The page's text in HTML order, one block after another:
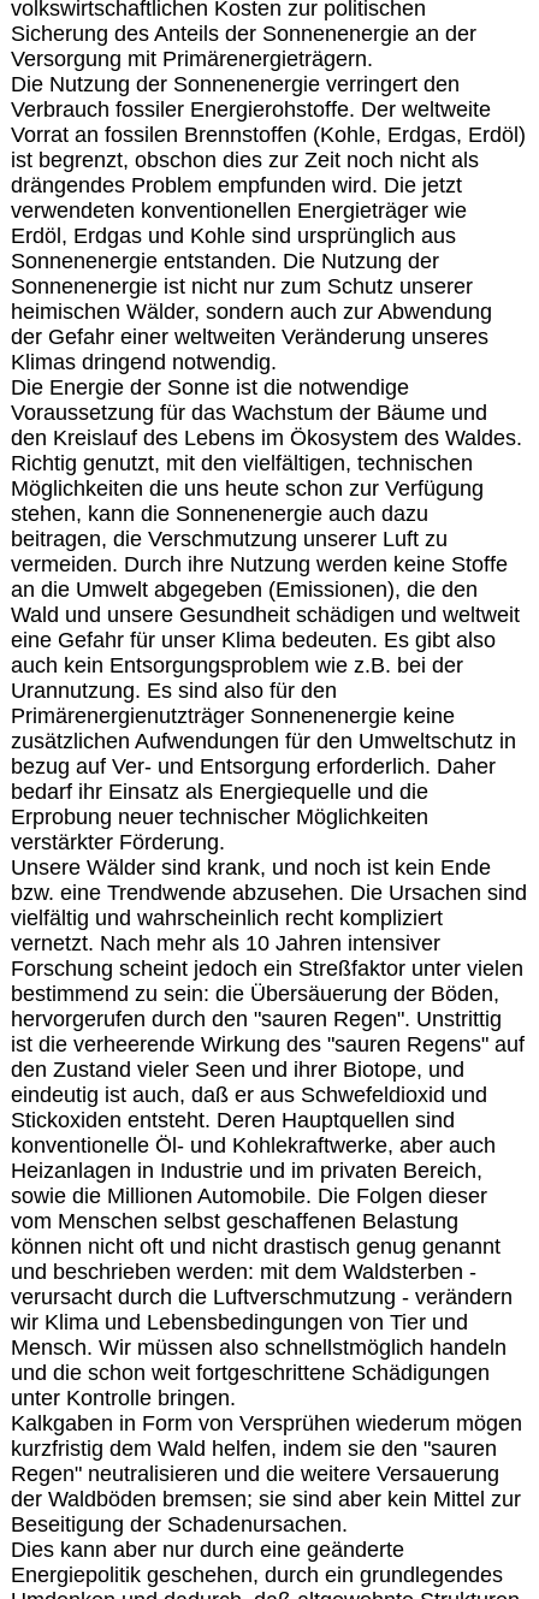
volkswirtschaftlichen Kosten zur politischen
Sicherung des Anteils der Sonnenenergie an der
Versorgung mit Primärenergieträgern.
Die Nutzung der Sonnenenergie verringert den
Verbrauch fossiler Energierohstoffe. Der weltweite
Vorrat an fossilen Brennstoffen (Kohle, Erdgas, Erdöl)
ist begrenzt, obschon dies zur Zeit noch nicht als
drängendes Problem empfunden wird. Die jetzt
verwendeten konventionellen Energieträger wie
Erdöl, Erdgas und Kohle sind ursprünglich aus
Sonnenenergie entstanden. Die Nutzung der
Sonnenenergie ist nicht nur zum Schutz unserer
heimischen Wälder, sondern auch zur Abwendung
der Gefahr einer weltweiten Veränderung unseres
Klimas dringend notwendig.
Die Energie der Sonne ist die notwendige
Voraussetzung für das Wachstum der Bäume und
den Kreislauf des Lebens im Ökosystem des Waldes.
Richtig genutzt, mit den vielfältigen, technischen
Möglichkeiten die uns heute schon zur Verfügung
stehen, kann die Sonnenenergie auch dazu
beitragen, die Verschmutzung unserer Luft zu
vermeiden. Durch ihre Nutzung werden keine Stoffe
an die Umwelt abgegeben (Emissionen), die den
Wald und unsere Gesundheit schädigen und weltweit
eine Gefahr für unser Klima bedeuten. Es gibt also
auch kein Entsorgungsproblem wie z.B. bei der
Urannutzung. Es sind also für den
Primärenergienutzträger Sonnenenergie keine
zusätzlichen Aufwendungen für den Umweltschutz in
bezug auf Ver- und Entsorgung erforderlich. Daher
bedarf ihr Einsatz als Energiequelle und die
Erprobung neuer technischer Möglichkeiten
verstärkter Förderung.
Unsere Wälder sind krank, und noch ist kein Ende
bzw. eine Trendwende abzusehen. Die Ursachen sind
vielfältig und wahrscheinlich recht kompliziert
vernetzt. Nach mehr als 10 Jahren intensiver
Forschung scheint jedoch ein Streßfaktor unter vielen
bestimmend zu sein: die Übersäuerung der Böden,
hervorgerufen durch den "sauren Regen". Unstrittig
ist die verheerende Wirkung des "sauren Regens" auf
den Zustand vieler Seen und ihrer Biotope, und
eindeutig ist auch, daß er aus Schwefeldioxid und
Stickoxiden entsteht. Deren Hauptquellen sind
konventionelle Öl- und Kohlekraftwerke, aber auch
Heizanlagen in Industrie und im privaten Bereich,
sowie die Millionen Automobile. Die Folgen dieser
vom Menschen selbst geschaffenen Belastung
können nicht oft und nicht drastisch genug genannt
und beschrieben werden: mit dem Waldsterben -
verursacht durch die Luftverschmutzung - verändern
wir Klima und Lebensbedingungen von Tier und
Mensch. Wir müssen also schnellstmöglich handeln
und die schon weit fortgeschrittene Schädigungen
unter Kontrolle bringen.
Kalkgaben in Form von Versprühen wiederum mögen
kurzfristig dem Wald helfen, indem sie den "sauren
Regen" neutralisieren und die weitere Versauerung
der Waldböden bremsen; sie sind aber kein Mittel zur
Beseitigung der Schadenursachen.
Dies kann aber nur durch eine geänderte
Energiepolitik geschehen, durch ein grundlegendes